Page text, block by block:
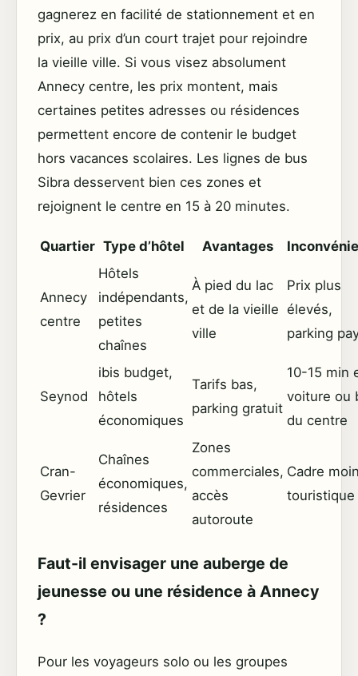
gagnerez en facilité de stationnement et en
prix, au prix d’un court trajet pour rejoindre
la vieille ville. Si vous visez absolument
Annecy centre, les prix montent, mais
certaines petites adresses ou résidences
permettent encore de contenir le budget
hors vacances scolaires. Les lignes de bus
Sibra desservent bien ces zones et
rejoignent le centre en 15 à 20 minutes.
Quartier Type d’hôtel Avantages
Annecy
centre
Hôtels
indépendants,
petites
chaînes
À pied du lac
et de la vieille
ville
Prix plus
élevés,
parking
Seynod
ibis budget,
hôtels
économiques
Tarifs bas,
parking gratuit
10-15 min
voiture ou
du centre
Cran-
Gevrier
Chaînes
économiques,
résidences
Zones
commerciales,
accès
autoroute
Cadre
touristique
Faut-il envisager une auberge de
jeunesse ou une résidence à Annecy
?
Pour les voyageurs solo ou les groupes